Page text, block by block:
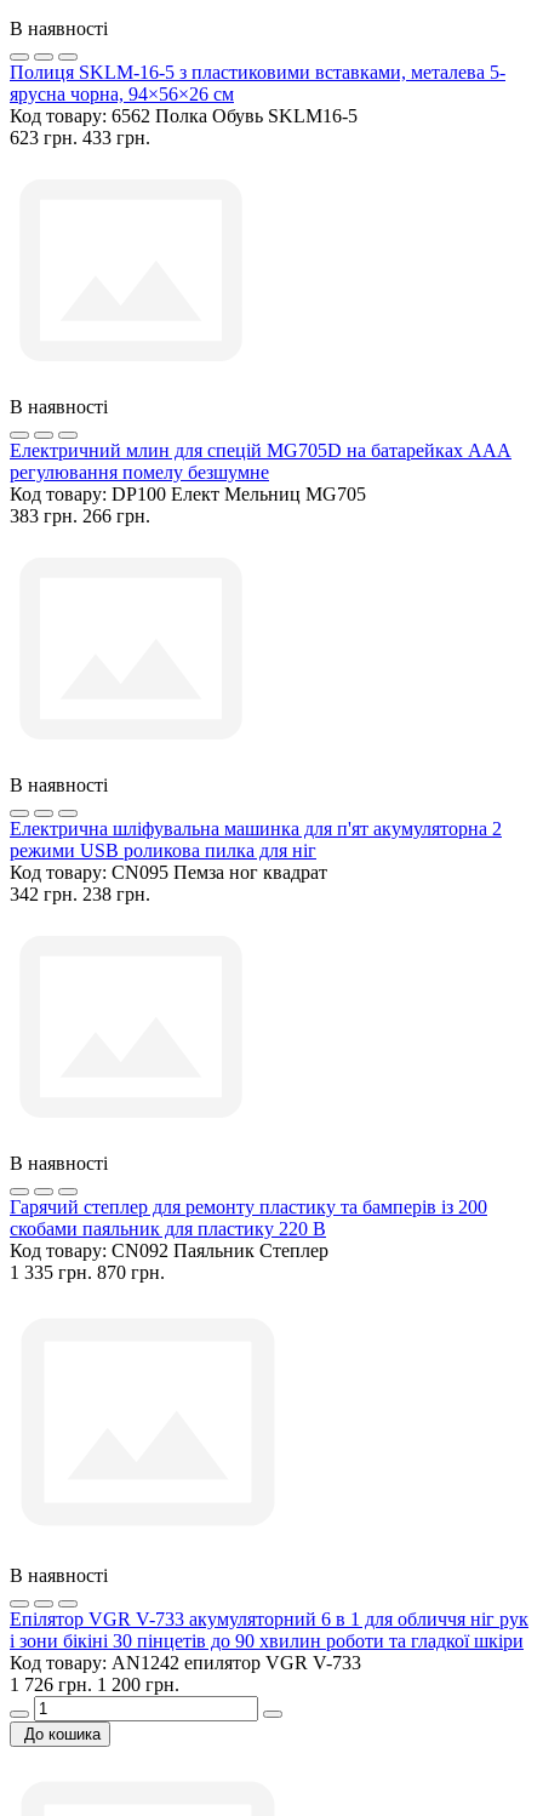
В наявності
Полиця SKLM-16-5 з пластиковими вставками, металева 5-
ярусна чорна, 94×56×26 см
Код товару: 6562 Полка Обувь SKLM16-5
623 грн. 433 грн.
В наявності
Електричний млин для спецій MG705D на батарейках ААА
регулювання помелу безшумне
Код товару: DP100 Елект Мельниц MG705
383 грн. 266 грн.
В наявності
Електрична шліфувальна машинка для п'ят акумуляторна 2
режими USB роликова пилка для ніг
Код товару: CN095 Пемза ног квадрат
342 грн. 238 грн.
В наявності
Гарячий степлер для ремонту пластику та бамперів із 200
скобами паяльник для пластику 220 В
Код товару: CN092 Паяльник Степлер
1 335 грн. 870 грн.
В наявності
Епілятор VGR V-733 акумуляторний 6 в 1 для обличчя ніг рук
і зони бікіні 30 пінцетів до 90 хвилин роботи та гладкої шкіри
Код товару: AN1242 епилятор VGR V-733
1 726 грн. 1 200 грн.
До кошика